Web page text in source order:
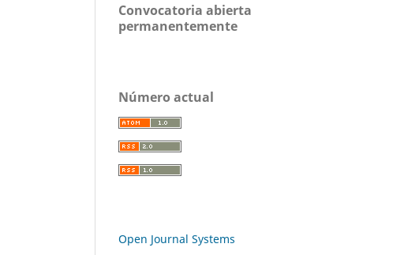
Convocatoria abierta
permanentemente
Número actual
Open Journal Systems